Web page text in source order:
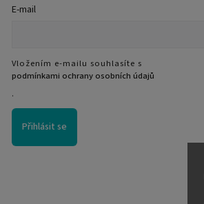
E-mail
Vložením e-mailu souhlasíte s
podmínkami ochrany osobních údajů
.
Přihlásit se